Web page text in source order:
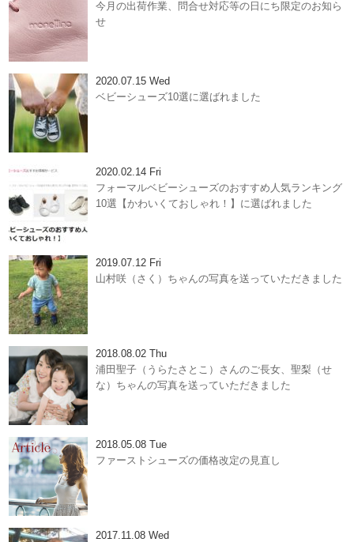
今月の出荷作業、問合せ対応等の日にち限定のお知ら
せ
2020.07.15 Wed
ベビーシューズ10選に選ばれました
2020.02.14 Fri
フォーマルベビーシューズのおすすめ人気ランキング
10選【かわいくておしゃれ！】に選ばれました
2019.07.12 Fri
山村咲（さく）ちゃんの写真を送っていただきました
2018.08.02 Thu
浦田聖子（うらたさとこ）さんのご長女、聖梨（せ
な）ちゃんの写真を送っていただきました
2018.05.08 Tue
ファーストシューズの価格改定の見直し
2017.11.08 Wed